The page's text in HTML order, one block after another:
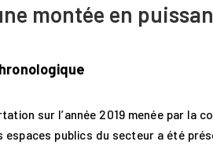
montée en
sur l’année 2019 menée par la
espaces publics du secteur a été